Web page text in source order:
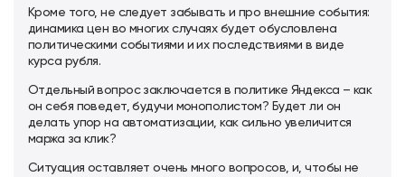
Кроме того, не следует забывать и про внешние события:
динамика цен во многих случаях будет обусловлена
политическими событиями и их последствиями в виде
курса рубля.
Отдельный вопрос заключается в политике Яндекса – как
он себя поведет, будучи монополистом? Будет ли он
делать упор на автоматизации, как сильно увеличится
маржа за клик?
Ситуация оставляет очень много вопросов, и, чтобы не